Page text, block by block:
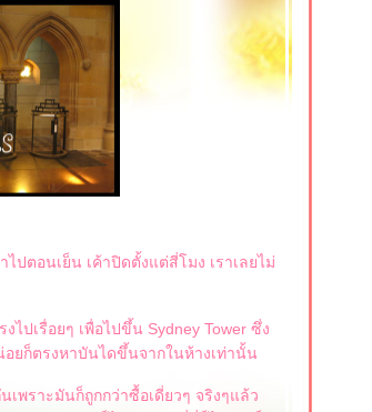
ปตอนเย็น เค้าปิดตั้งแต่สี่โมง เราเลยไม่
ไปเรื่อยๆ เพื่อไปขึ้น Sydney Tower ซึ่ง
อยก็ตรงหาบันไดขึ้นจากในห้างเท่านั้น
เพราะมันก็ถูกกว่าซื้อเดี่ยวๆ จริงๆแล้ว